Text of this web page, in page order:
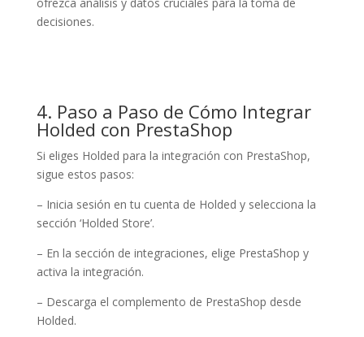
ofrezca análisis y datos cruciales para la toma de
decisiones.
4. Paso a Paso de Cómo Integrar
Holded con PrestaShop
Si eliges Holded para la integración con PrestaShop,
sigue estos pasos:
– Inicia sesión en tu cuenta de Holded y selecciona la
sección ‘Holded Store’.
– En la sección de integraciones, elige PrestaShop y
activa la integración.
– Descarga el complemento de PrestaShop desde
Holded.